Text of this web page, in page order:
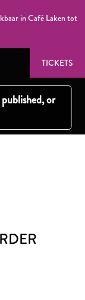
in Café Laken tot
TICKETS